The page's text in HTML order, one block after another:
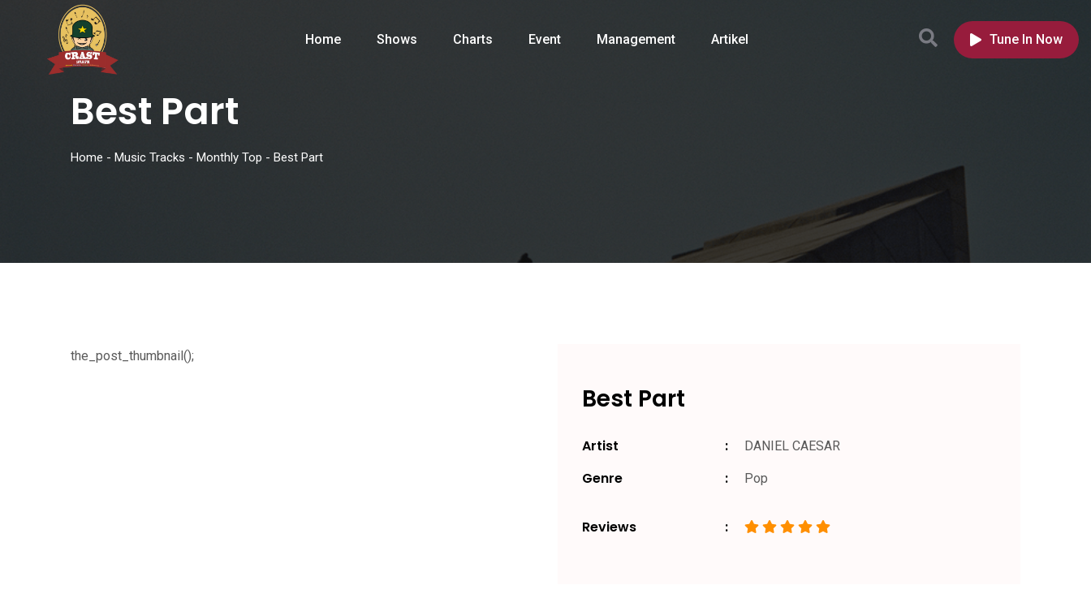
Home Shows Charts Event Management Artikel Tune In Now
Best Part
Home - Music Tracks - Monthly Top - Best Part
the_post_thumbnail();
Best Part
Artist DANIEL CAESAR
Genre Pop
Reviews